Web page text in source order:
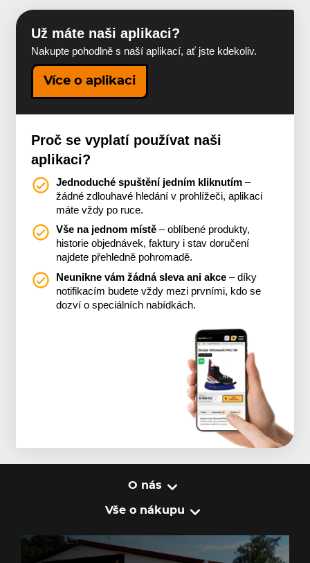
Už máte naši aplikaci?
Nakupte pohodlně s naší aplikací, ať jste kdekoliv.
Více o aplikaci
Proč se vyplatí používat naši
aplikaci?
Jednoduché spuštění jedním kliknutím –
žádné zdlouhavé hledání v prohlížeči, aplikaci
máte vždy po ruce.
Vše na jednom místě – oblíbené produkty,
historie objednávek, faktury i stav doručení
najdete přehledně pohromadě.
Neunikne vám žádná sleva ani akce – díky
notifikacím budete vždy mezi prvními, kdo se
dozví o speciálních nabídkách.
O nás
Vše o nákupu